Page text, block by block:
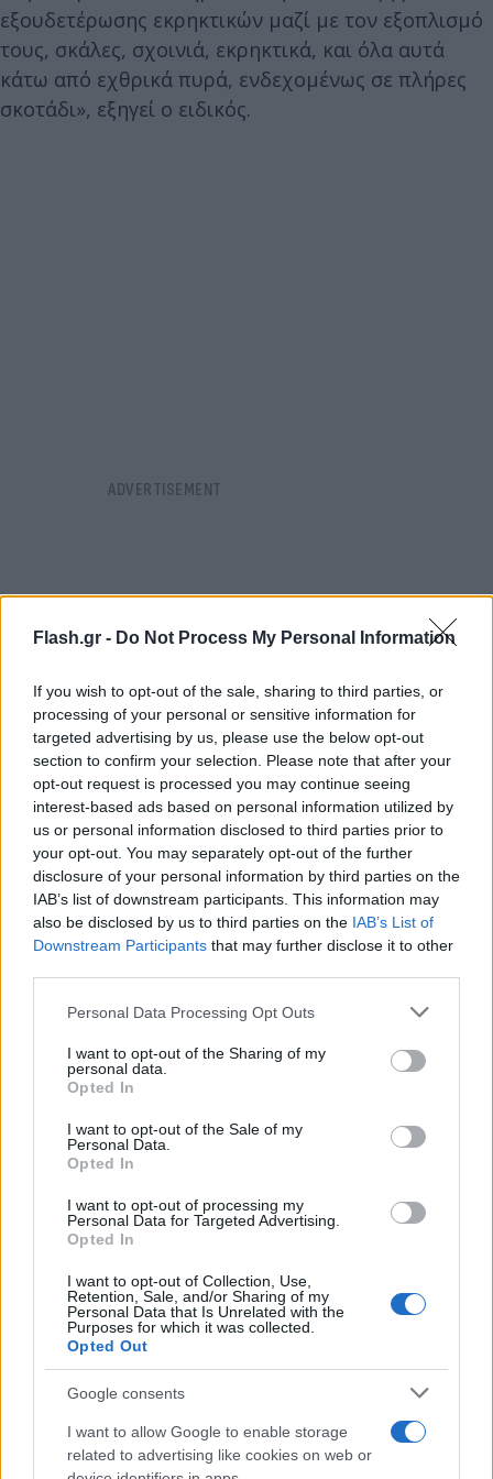
Flash.gr - Do Not Process My Personal Information
If you wish to opt-out of the sale, sharing to third parties, or
processing of your personal or sensitive information for
targeted advertising by us, please use the below opt-out
section to confirm your selection. Please note that after your
opt-out request is processed you may continue seeing
interest-based ads based on personal information utilized by
us or personal information disclosed to third parties prior to
your opt-out. You may separately opt-out of the further
disclosure of your personal information by third parties on the
IAB’s list of downstream participants. This information may
also be disclosed by us to third parties on the IAB’s List of
Downstream Participants that may further disclose it to other
Please note that this website/app uses one or more Google
not limited to your visit or usage behaviour. You may click to
grant or deny consent to Google and its third-party tags to
use your data for below specified purposes in below Google
consent section.
Personal Data Processing Opt Outs
I want to opt-out of the Sharing of my
personal data.
Opted In
I want to opt-out of the Sale of my
Personal Data.
Opted In
I want to opt-out of processing my
Personal Data for Targeted Advertising.
Opted In
I want to opt-out of Collection, Use,
Retention, Sale, and/or Sharing of my
Personal Data that Is Unrelated with the
Purposes for which it was collected.
Opted Out
Google consents
I want to allow Google to enable storage
related to advertising like cookies on web or
εξουδετέρωσης εκρηκτικών μαζί με τον εξοπλισμό
τους, σκάλες, σχοινιά, εκρηκτικά, και όλα αυτά
κάτω από εχθρικά πυρά, ενδεχομένως σε πλήρες
σκοτάδι», εξηγεί ο ειδικός.
Επιπλέον, «υπάρχει ο εγγενής κίνδυνος των φίλιων
πυρών», που συνδέεται με την διασπορά και την
υψηλή κινητικότητα των εμπολέμων. Και «όπως
έχει δείξει πλήθος συρράξεων εδώ και έναν αιώνα,
την κατάσταση, όταν τα ερείπια μεταβάλλονται σε
κάλυψη».
Το «μετρό της Γάζας»
Περί τα 2,3 εκατομμύρια Παλαιστίνιοι ζουν στην
Γάζα, υπό τις συνθήκες του ισραηλινού
αποκλεισμού από το 2007. Ενας λαβύρινθος από
πυκνοκατοικημένα στενά δρομάκια επάνω από ένα
τεράστιο δίκτυο από υπόγεια τούνελ που ο
ισραηλινός στρατός ονομάζει «το μετρό της
Γάζας».
Εκατοντάδες τούνελ έχουν ανοιχτεί κάτω από την
μεθόριο μήκους 14 χιλιομέτρων ανάμεσα στην
Λωρίδα της Γάζας και το αιγυπτιακό Σινά για την